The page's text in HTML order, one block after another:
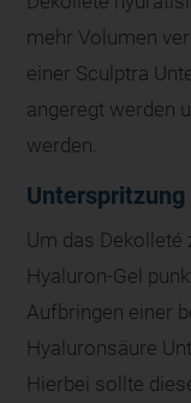
mehr Volumen
einer Sculptra
angeregt werden
werden.
Um das Dekolleté
Hyaluron-Gel
Aufbringen einer
Hyaluronsäure
Hierbei sollte